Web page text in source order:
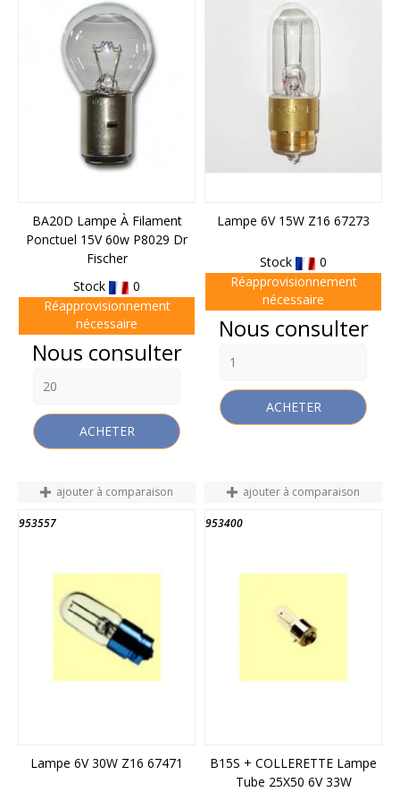
BA20D Lampe À Filament
Ponctuel 15V 60w P8029 Dr
Fischer
Stock
0
Réapprovisionnement
nécessaire
Prix
Nous consulter
ACHETER
Lampe 6V 15W Z16 67273
Stock
0
Réapprovisionnement
nécessaire
Prix
Nous consulter
ACHETER
ajouter à comparaison
953557
Lampe 6V 30W Z16 67471
ajouter à comparaison
953400
B15S + COLLERETTE Lampe
Tube 25X50 6V 33W